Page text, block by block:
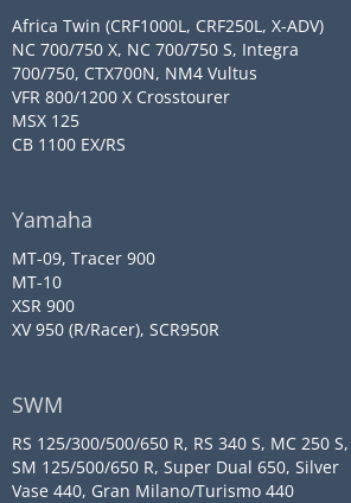
Africa Twin (CRF1000L, CRF250L, X-ADV)
NC 700/750 X, NC 700/750 S, Integra
700/750, CTX700N, NM4 Vultus
VFR 800/1200 X Crosstourer
MSX 125
CB 1100 EX/RS
Yamaha
MT-09, Tracer 900
MT-10
XSR 900
XV 950 (R/Racer), SCR950R
SWM
RS 125/300/500/650 R, RS 340 S, MC 250 S,
SM 125/500/650 R, Super Dual 650, Silver
Vase 440, Gran Milano/Turismo 440